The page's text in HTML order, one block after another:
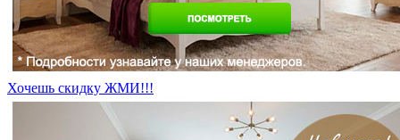
Хочешь скидку ЖМИ!!!